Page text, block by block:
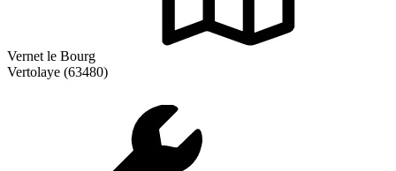
Vernet le Bourg
Vertolaye (63480)